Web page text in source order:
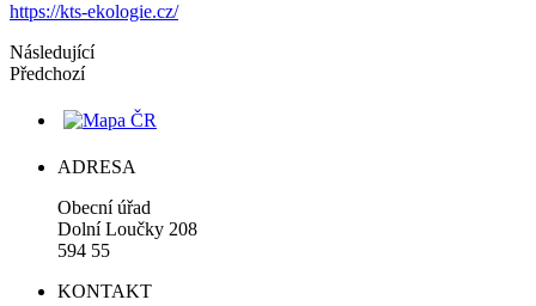
https://kts-ekologie.cz/
Následující
Předchozí
ADRESA
Obecní úřad
Dolní Loučky 208
594 55
KONTAKT